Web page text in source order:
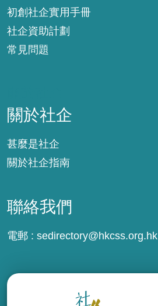
初創社企實用手冊
社企資助計劃
常見問題
關於社企
甚麼是社企
關於社企指南
聯絡我們
電郵 : sedirectory@hkcss.org.hk